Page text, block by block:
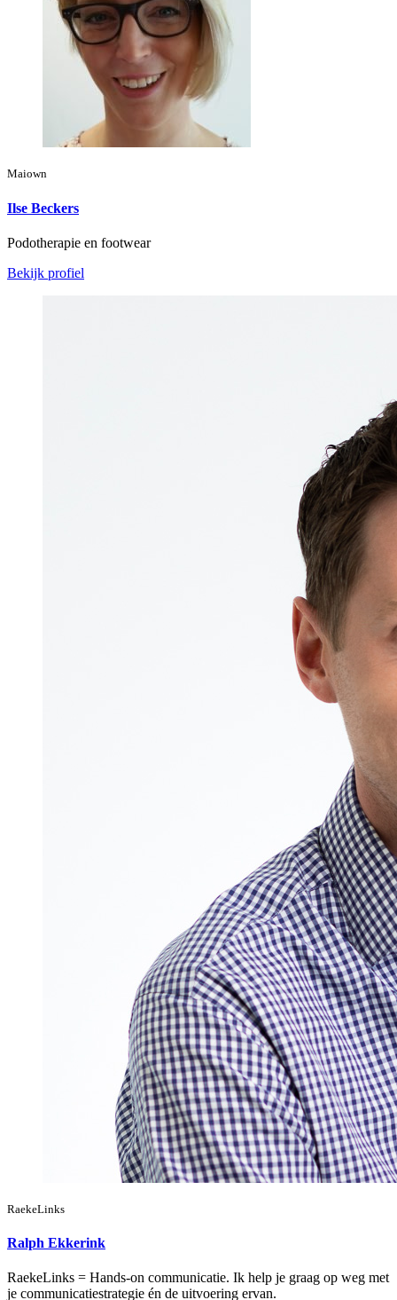
Maiown
Ilse Beckers
Podotherapie en footwear
Bekijk profiel
RaekeLinks
Ralph Ekkerink
RaekeLinks = Hands-on communicatie. Ik help je graag op weg met
je communicatiestrategie én de uitvoering ervan.